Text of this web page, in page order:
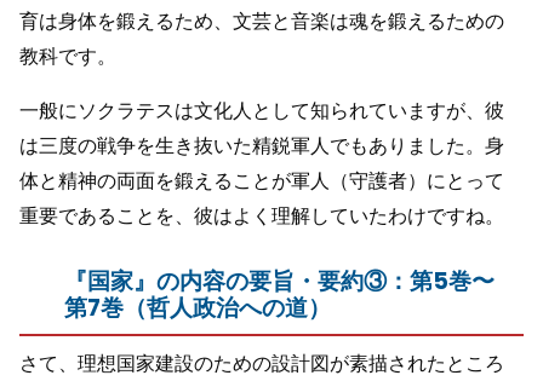
育は身体を鍛えるため、文芸と音楽は魂を鍛えるための
教科です。
一般にソクラテスは文化人として知られていますが、彼
は三度の戦争を生き抜いた精鋭軍人でもありました。身
体と精神の両面を鍛えることが軍人（守護者）にとって
重要であることを、彼はよく理解していたわけですね。
『国家』の内容の要旨・要約③：第5巻〜
第7巻（哲人政治への道）
さて、理想国家建設のための設計図が素描されたところ